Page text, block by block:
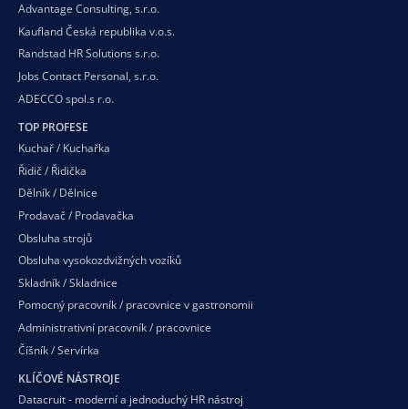
Advantage Consulting, s.r.o.
Kaufland Česká republika v.o.s.
Randstad HR Solutions s.r.o.
Jobs Contact Personal, s.r.o.
ADECCO spol.s r.o.
TOP PROFESE
Kuchař / Kuchařka
Řidič / Řidička
Dělník / Dělnice
Prodavač / Prodavačka
Obsluha strojů
Obsluha vysokozdvižných vozíků
Skladník / Skladnice
Pomocný pracovník / pracovnice v gastronomii
Administrativní pracovník / pracovnice
Číšník / Servírka
KLÍČOVÉ NÁSTROJE
Datacruit - moderní a jednoduchý HR nástroj